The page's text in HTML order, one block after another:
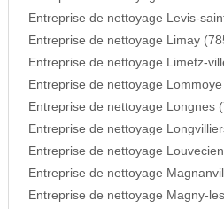
Entreprise de nettoyage Levis-
Entreprise de nettoyage Limay
Entreprise de nettoyage Limetz-
Entreprise de nettoyage
Entreprise de nettoyage Longnes
Entreprise de nettoyage
Entreprise de nettoyage
Entreprise de nettoyage
Entreprise de nettoyage Magny-